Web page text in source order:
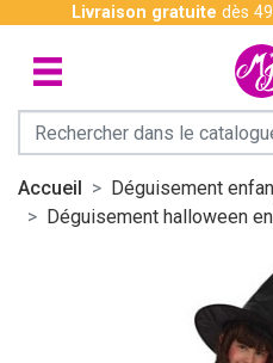
Livraison gratuite dès
Accueil
Déguisement
Déguisement halloween